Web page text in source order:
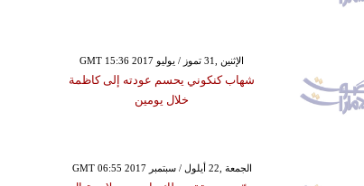
GMT 15:36 2017 الإثنين ,31 تموز / يوليو
شهاب كنكوني يحسم عودته إلى كاظمة
خلال يومين
GMT 06:55 2017 الجمعة ,22 أيلول / سبتمبر